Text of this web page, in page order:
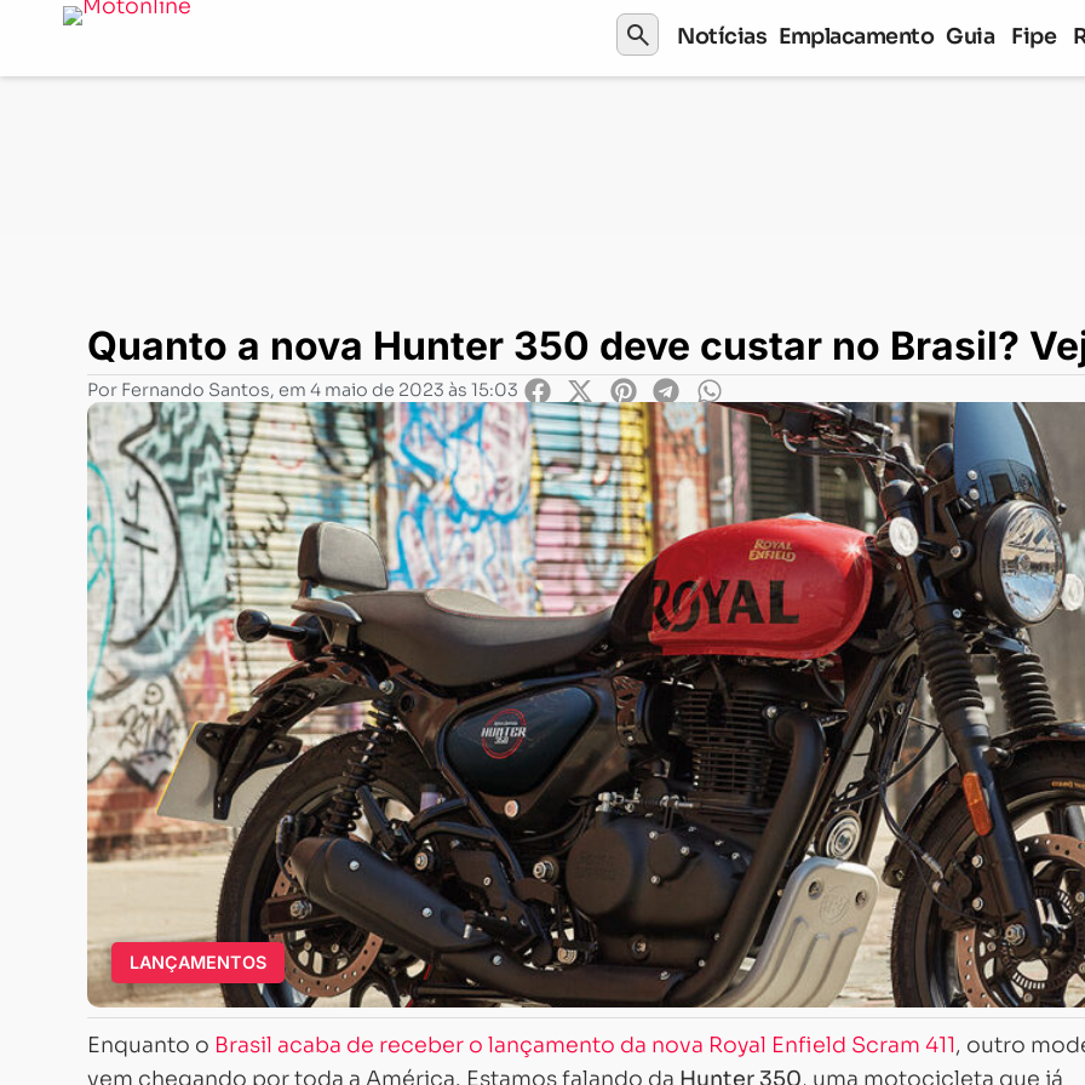
search Notícias Emplacamento Guia Fipe
Quanto a nova Hunter 350 deve custar no Brasil? Veja projeção
Quanto a nova Hunter 350 deve custar no Brasil?
Por Fernando Santos, em 4 maio de 2023 às 15:03
LANÇAMENTOS
Enquanto o Brasil acaba de receber o lançamento da nova Royal Enfield Scram 411, outro
vem chegando por toda a América. Estamos falando da Hunter 350, uma motocicleta que já